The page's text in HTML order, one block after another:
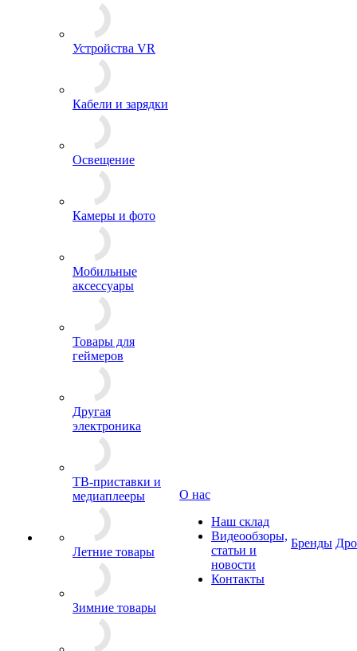
Устройства VR
Кабели и зарядки
Освещение
Камеры и фото
Мобильные
аксессуары
Товары для
геймеров
Другая
электроника
ТВ-приставки и
медиаплееры
Летние товары
Зимние товары
О нас
Наш склад
Видеообзоры,
статьи и
новости
Контакты
Бренды